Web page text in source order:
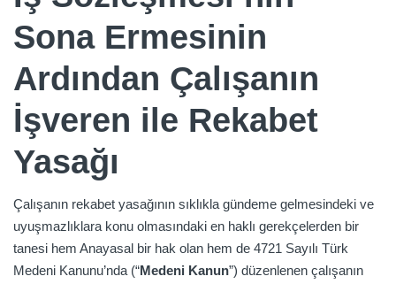
Sona Ermesinin
Ardından Çalışanın
İşveren ile Rekabet
Yasağı
Çalışanın rekabet yasağının sıklıkla gündeme gelmesindeki ve
uyuşmazlıklara konu olmasındaki en haklı gerekçelerden bir
tanesi hem Anayasal bir hak olan hem de 4721 Sayılı Türk
Medeni Kanunu’nda (“Medeni Kanun”) düzenlenen çalışanın